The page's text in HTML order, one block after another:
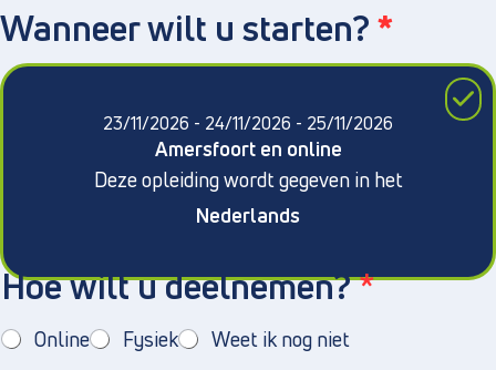
Direct naar
Over ons
Vacatures
Algemene voorwaarden
Wanneer wilt u starten?*
23/11/2026 - 24/11/2026 - 25/11/2026
Amersfoort en online
Deze opleiding wordt gegeven in het
Nederlands
S
T
R
T
Hoe wilt u deelnemen?*
Online Fysiek Weet ik nog niet